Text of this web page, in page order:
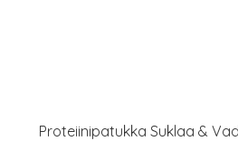
Proteiinipatukka Suklaa &